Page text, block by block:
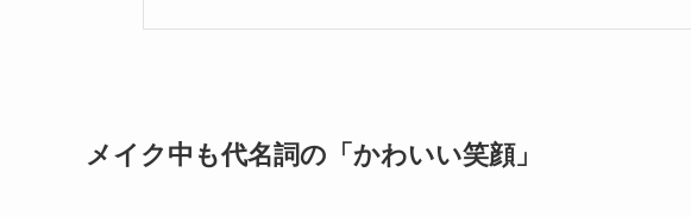
メイク中も代名詞の「かわいい笑顔」